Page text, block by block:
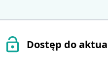
Dostęp do